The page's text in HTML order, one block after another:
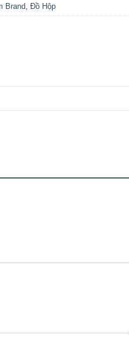
Brand, Đồ Hộp